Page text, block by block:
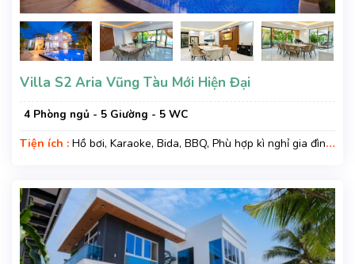
Villa S2 Aria Vũng Tàu Mới Hiện Đại
4 Phòng ngủ - 5 Giường - 5 WC
Tiện ích : Hồ bơi, Karaoke, Bida, BBQ, Phù hợp kì nghỉ gia đình,